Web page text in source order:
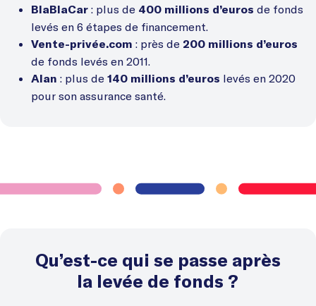
BlaBlaCar : plus de 400 millions d’euros de fonds
levés en 6 étapes de financement.
Vente-privée.com : près de 200 millions d’euros
de fonds levés en 2011.
Alan : plus de 140 millions d’euros levés en 2020
pour son assurance santé.
Qu’est-ce qui se passe après
la levée de fonds ?